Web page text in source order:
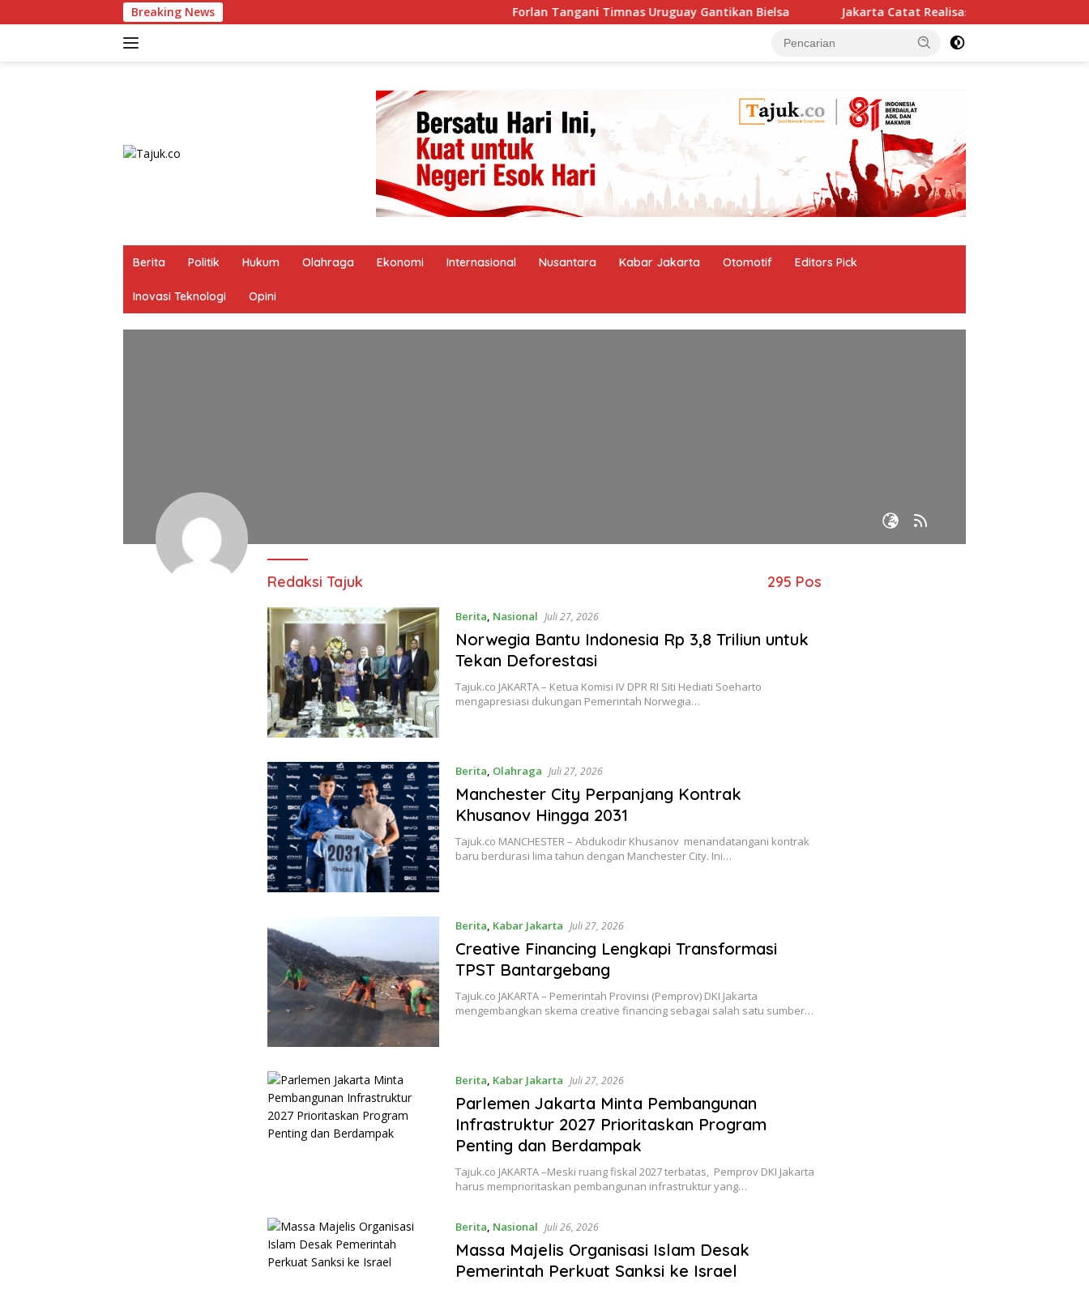
ke
Breaking News Forlan Tangani Timnas Uruguay Gantikan Bielsa Jakarta Catat Realisasasi Investasi Rp 173,6 Triliun
Berita Politik Hukum Olahraga Ekonomi Internasional Nusantara Kabar Jakarta Otomotif Editors Pick
Inovasi Teknologi Opini
Redaksi Tajuk 295 Pos
Berita, Nasional Juli 27, 2026
Norwegia Bantu Indonesia Rp 3,8 Triliun untuk
Tekan Deforestasi
Tajuk.co JAKARTA – Ketua Komisi IV DPR RI Siti Hediati Soeharto
mengapresiasi dukungan Pemerintah Norwegia…
Berita, Olahraga Juli 27, 2026
Manchester City Perpanjang Kontrak
Khusanov Hingga 2031
Tajuk.co MANCHESTER – Abdukodir Khusanov menandatangani kontrak
baru berdurasi lima tahun dengan Manchester City. Ini…
Berita, Kabar Jakarta Juli 27, 2026
Creative Financing Lengkapi Transformasi
TPST Bantargebang
Tajuk.co JAKARTA – Pemerintah Provinsi (Pemprov) DKI Jakarta
mengembangkan skema creative financing sebagai salah satu sumber…
Berita, Kabar Jakarta Juli 27, 2026
Parlemen Jakarta Minta Pembangunan
Infrastruktur 2027 Prioritaskan Program
Penting dan Berdampak
Tajuk.co JAKARTA –Meski ruang fiskal 2027 terbatas, Pemprov DKI Jakarta
harus memprioritaskan pembangunan infrastruktur yang…
Berita, Nasional Juli 26, 2026
Massa Majelis Organisasi Islam Desak
Pemerintah Perkuat Sanksi ke Israel